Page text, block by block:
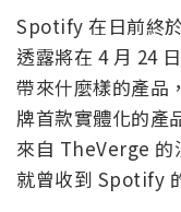
Spotify 在日前終
透露將在 4 月 24
帶來什麼樣的產品
牌首款實體化的產
來自 TheVerge 的
就曾收到 Spotify